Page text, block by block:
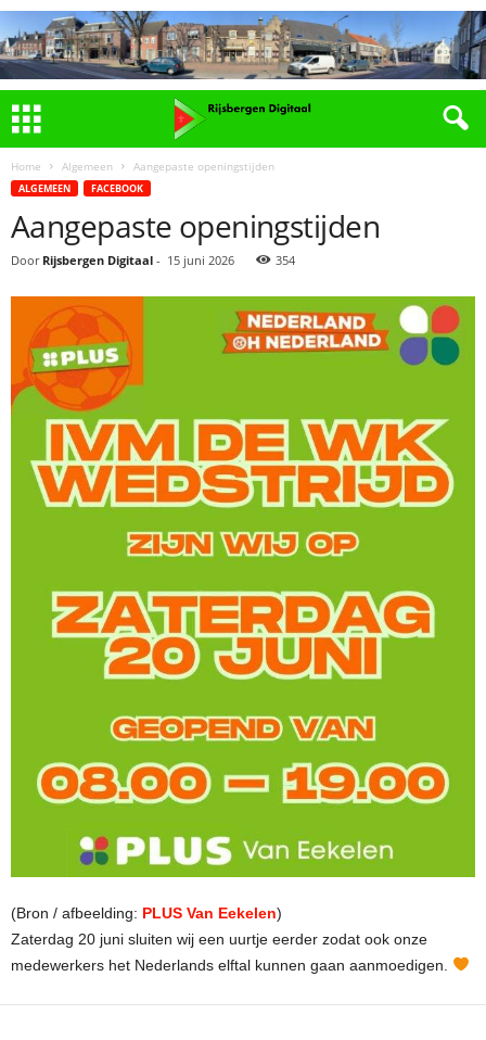
Home Algemeen Aangepaste openingstijden
ALGEMEEN FACEBOOK
Aangepaste openingstijden
Door Rijsbergen Digitaal - 15 juni 2026 354
(Bron / afbeelding: PLUS Van Eekelen)
Zaterdag 20 juni sluiten wij een uurtje eerder zodat ook onze
medewerkers het Nederlands elftal kunnen gaan aanmoedigen.